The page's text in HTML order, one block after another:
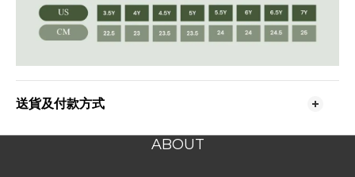
送貨及付款方式
ABOUT